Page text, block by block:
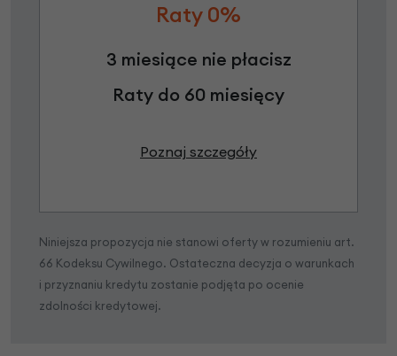
Raty 0%
3 miesiące nie płacisz
Raty do 60 miesięcy
Poznaj szczegóły
Niniejsza propozycja nie stanowi oferty w rozumieniu art.
66 Kodeksu Cywilnego. Ostateczna decyzja o warunkach
i przyznaniu kredytu zostanie podjęta po ocenie
zdolności kredytowej.